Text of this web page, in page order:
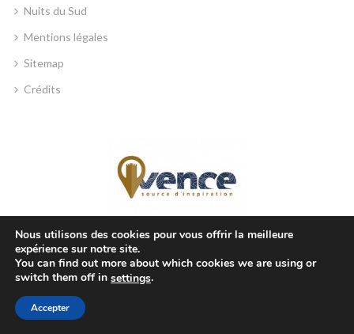
Nuits du Sud
Mentions légales
Sitemap
Crédits
MAIRIE DE VENCE
Place Georges Clemenceau, 06140 Vence, France
+33 4 93 58 41 00
Nous utilisons des cookies pour vous offrir la meilleure
expérience sur notre site.
You can find out more about which cookies we are using or
switch them off in settings.
Accepter